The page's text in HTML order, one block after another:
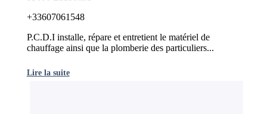
+33607061548
P.C.D.I installe, répare et entretient le matériel de
chauffage ainsi que la plomberie des particuliers...
Lire la suite